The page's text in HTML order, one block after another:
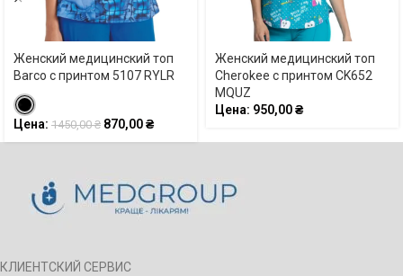
Женский медицинский топ
Barco с принтом 5107 RYLR
Цена: 1450,00₴ 870,00₴
Женский медицинский топ
Cherokee с принтом CK652
MQUZ
Цена: 950,00₴
КЛИЕНТСКИЙ СЕРВИС